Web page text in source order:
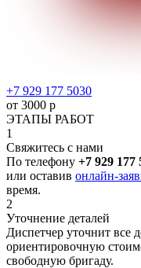
+7 929 177 5030
от 3000 р
ЭТАПЫ РАБОТ
1
Свяжитесь с нами
По телефону +7 929 177
или оставив онлайн-
время.
2
Уточнение деталей
Диспетчер уточнит все
ориентировочную
свободную бригаду.